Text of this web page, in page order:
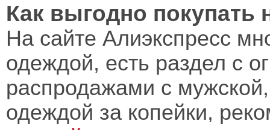
Как выгодно покупать
На сайте Алиэкспресс
одеждой, есть раздел с
распродажами с
одеждой за копейки,